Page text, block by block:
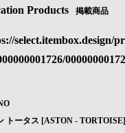
Products 掲載商品
トータス [ASTON - TORTOISE]